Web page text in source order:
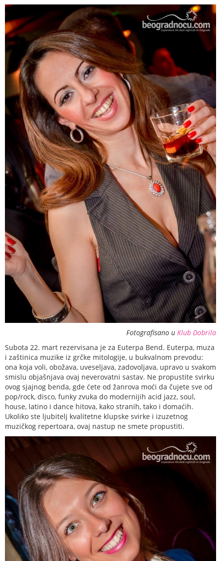
Fotografisano u Klub Dobrila
Subota 22. mart rezervisana je za Euterpa Bend. Euterpa, muza
i zaštinica muzike iz grčke mitologije, u bukvalnom prevodu:
ona koja voli, obožava, uveseljava, zadovoljava, upravo u svakom
smislu objašnjava ovaj neverovatni sastav. Ne propustite svirku
ovog sjajnog benda, gde ćete od žanrova moći da čujete sve od
pop/rock, disco, funky zvuka do modernijih acid jazz, soul,
house, latino i dance hitova, kako stranih, tako i domaćih.
Ukoliko ste ljubitelj kvalitetne klupske svirke i izuzetnog
muzičkog repertoara, ovaj nastup ne smete propustiti.